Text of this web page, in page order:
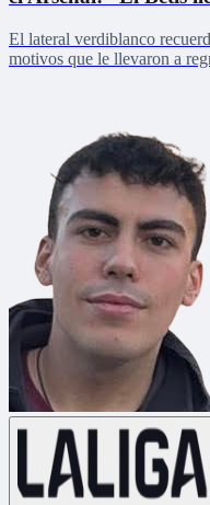
El lateral verdiblanco
motivos que le llevaron a